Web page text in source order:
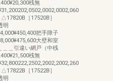
桟無
［17520B］
明
把手障子
大壁和室
＿＿引違い網戸（中桟
桟無
［17522B］
明